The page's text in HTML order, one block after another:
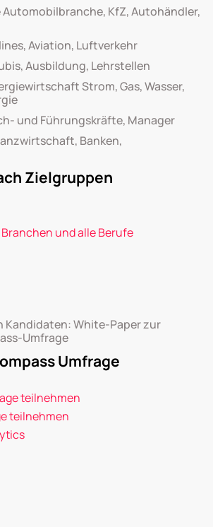
KfZ, Autohändler,
Aviation, Luftverkehr
Ausbildung, Lehrstellen
Strom, Gas, Wasser,
und Führungskräfte, Manager
Banken,
Zielgruppen
und alle Berufe
Kandidaten: White-Paper zur
Umfrage
Umfrage
teilnehmen
teilnehmen